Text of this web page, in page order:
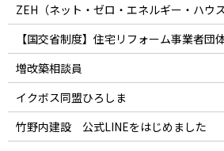
ZEH（ネット・ゼロ・エネルギー・ハウス
【国交省制度】住宅リフォーム事業者団
増改築相談員
イクボス同盟ひろしま
竹野内建設 公式LINEをはじめました